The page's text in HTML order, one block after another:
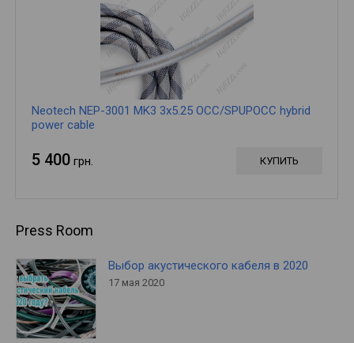
Neotech NEP-3001 MK3 3x5.25 OCC/SPUPOCC hybrid
power cable
5 400 грн. КУПИТЬ
Press Room
Выбор акустического кабеля в 2020
17 мая 2020